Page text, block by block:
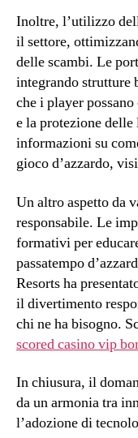
Inoltre, l’utilizzo
il settore,
delle scambi. Le
integrando strutture
che i player
e la protezione
informazioni su
gioco d’azzardo,
Un altro aspetto da
responsabile. Le
formativi per
passatempo
Resorts ha
il divertimento
chi ne ha bisogno.
scored casino vip
In chiusura, il
da un armonia tra
l’adozione di